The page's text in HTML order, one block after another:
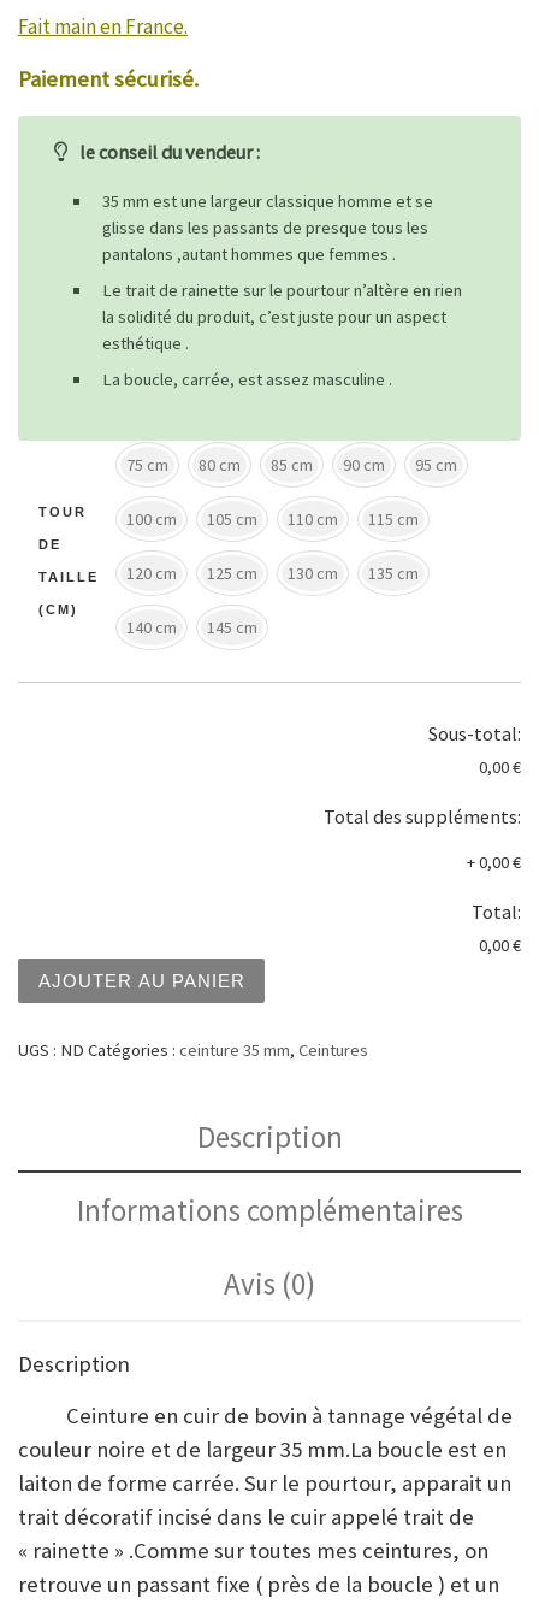
Fait main en France.
Paiement sécurisé.
le conseil du vendeur :
35 mm est une largeur classique homme et se
glisse dans les passants de presque tous les
pantalons ,autant hommes que femmes .
Le trait de rainette sur le pourtour n’altère en rien
la solidité du produit, c’est juste pour un aspect
esthétique .
La boucle, carrée, est assez masculine .
TOUR
DE
TAILLE
(CM)
75 cm 80 cm 85 cm 90 cm 95 cm
100 cm 105 cm 110 cm 115 cm
120 cm 125 cm 130 cm 135 cm
140 cm 145 cm
Sous-total:
0,00 €
Total des suppléments:
+0,00 €
Total:
0,00 €
AJOUTER AU PANIER
UGS : ND Catégories : ceinture 35 mm, Ceintures
Description
Informations complémentaires
Avis (0)
Description
Ceinture en cuir de bovin à tannage végétal de
couleur noire et de largeur 35 mm.La boucle est en
laiton de forme carrée. Sur le pourtour, apparait un
trait décoratif incisé dans le cuir appelé trait de
« rainette » .Comme sur toutes mes ceintures, on
retrouve un passant fixe ( près de la boucle ) et un